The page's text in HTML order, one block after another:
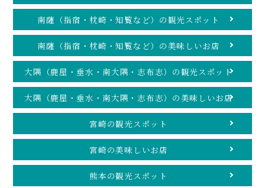
南薩（指宿・枕崎・知覧など）の観光スポット
南薩（指宿・枕崎・知覧など）の美味しいお店
大隅（鹿屋・垂水・南大隅・志布志）の観光スポット
大隅（鹿屋・垂水・南大隅・志布志）の美味しいお店
宮崎の観光スポット
宮崎の美味しいお店
熊本の観光スポット